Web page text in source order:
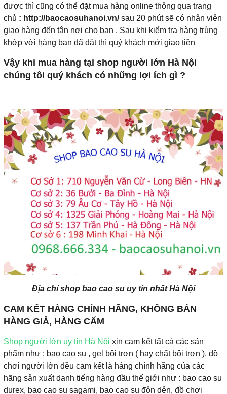
được thì cũng có thể đặt mua hàng online thông qua trang
chủ : http://baocaosuhanoi.vn/sau 20 phút sẽ có nhân viên
giao hàng đến tận nơi cho bạn . Sau khi kiểm tra hàng trùng
khớp với hàng bạn đã đặt thì quý khách mới giao tiền
Vậy khi mua hàng tại shop người lớn Hà Nội
chúng tôi quý khách có những lợi ích gì ?
Địa chỉ shop bao cao su uy tín nhất Hà Nội
CAM KẾT HÀNG CHÍNH HÃNG, KHÔNG BÁN
HÀNG GIẢ, HÀNG CẤM
Shop người lớn uy tín Hà Nội xin cam kết tất cả các sản
phẩm như : bao cao su , gel bôi trơn ( hay chất bôi trơn ), đồ
chơi người lớn đều cam kết là hàng chính hãng của các
hãng sản xuất danh tiếng hàng đầu thế giới như : bao cao su
durex, bao cao su sagami, bao cao su đôn dên, đồ chơi